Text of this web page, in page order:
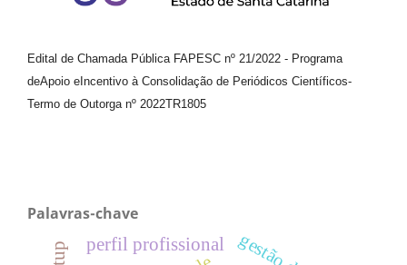
Edital de Chamada Pública FAPESC nº 21/2022 - Programa
deApoio e Incentivo à Consolidação de Periódicos Científicos-
Termo de Outorga nº 2022TR1805
Palavras-chave
perfil profissional